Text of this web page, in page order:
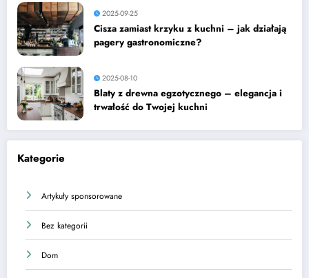
2025-09-25
Cisza zamiast krzyku z kuchni – jak działają
pagery gastronomiczne?
2025-08-10
Blaty z drewna egzotycznego – elegancja i
trwałość do Twojej kuchni
Kategorie
Artykuły sponsorowane
Bez kategorii
Dom